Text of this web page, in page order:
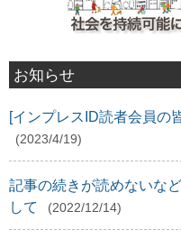
お知らせ
[インプレスID読者会員の
(2023/4/19)
記事の続きが読めないな
して
(2022/12/14)